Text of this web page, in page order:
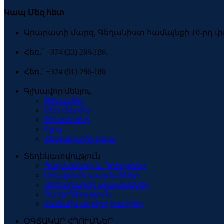
Կապ Մեզ հետ
Արարատի մարզ, Գեղանիստ համայնքի 10-րդ
Հեռ․՝ +374 (33) 286-186
Հեռ․՝ +374 (91) 286-186
Գլխավոր մենյու
Գլխավոր
Մեր մասին
Տեսականի
Բլոգ
Հետադարձ կապ
Տեղեկատվություն
Պայմաններ և Դրույթներ
Առաքման պայմաններ
Վերադարձի պայմաններ
Գաղտնիություն
Հաճախ տրվող հարցեր
ՕԳՏԱԿԱՐ ՀՂՈՒՄՆԵՐ